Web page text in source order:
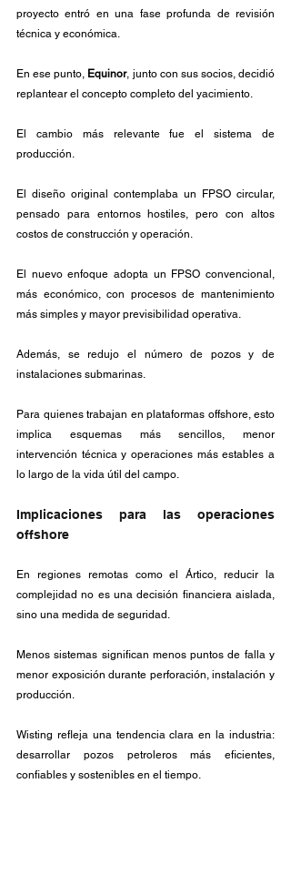
proyecto entró en una fase profunda de revisión
técnica y económica.
En ese punto, Equinor, junto con sus socios, decidió
replantear el concepto completo del yacimiento.
El cambio más relevante fue el sistema de
producción.
El diseño original contemplaba un FPSO circular,
pensado para entornos hostiles, pero con altos
costos de construcción y operación.
El nuevo enfoque adopta un FPSO convencional,
más económico, con procesos de mantenimiento
más simples y mayor previsibilidad operativa.
Además, se redujo el número de pozos y de
instalaciones submarinas.
Para quienes trabajan en plataformas offshore, esto
implica esquemas más sencillos, menor
intervención técnica y operaciones más estables a
lo largo de la vida útil del campo.
Implicaciones para las operaciones
offshore
En regiones remotas como el Ártico, reducir la
complejidad no es una decisión financiera aislada,
sino una medida de seguridad.
Menos sistemas significan menos puntos de falla y
menor exposición durante perforación, instalación y
producción.
Wisting refleja una tendencia clara en la industria:
desarrollar pozos petroleros más eficientes,
confiables y sostenibles en el tiempo.